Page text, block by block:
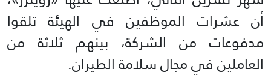
أن عشرات الموظفين في الهيئة تلقوا
مدفوعات من الشركة، بينهم ثلاثة من
العاملين في مجال سلامة الطيران.